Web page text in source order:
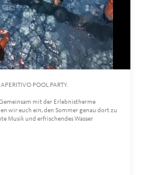
POOL PARTY.
mit der Erlebnistherme
wir euch ein, den Sommer genau dort zu
Musik und erfrischendes Wasser